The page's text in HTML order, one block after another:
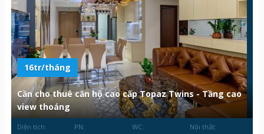
16tr/tháng
Cần cho thuê căn hộ cao cấp Topaz Twins - Tầng cao
view thoáng
Diện tích:
PN:
WC:
Nội thất: